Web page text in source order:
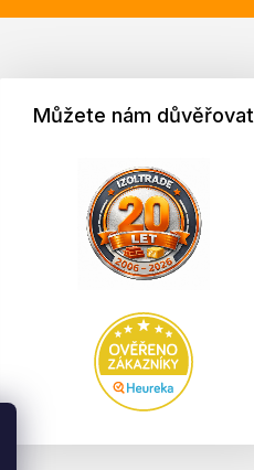
Můžete nám důvěřovat